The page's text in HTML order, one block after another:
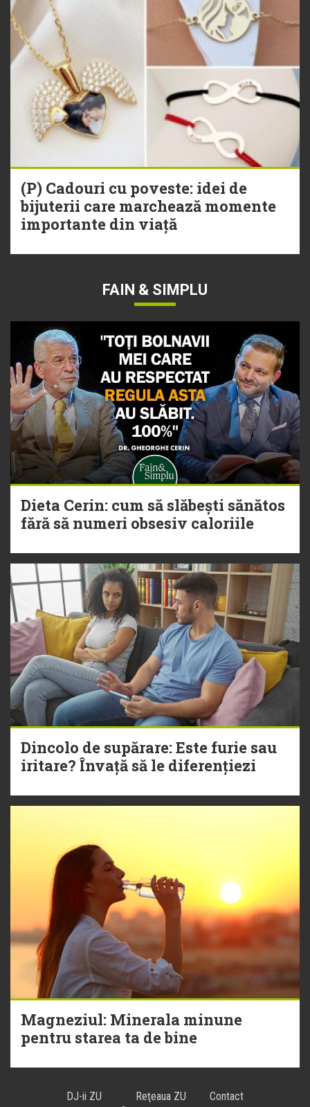
(P) Cadouri cu poveste: idei de
bijuterii care marchează momente
importante din viață
FAIN & SIMPLU
Dieta Cerin: cum să slăbești sănătos
fără să numeri obsesiv caloriile
Dincolo de supărare: Este furie sau
iritare? Învață să le diferențiezi
Magneziul: Minerala minune
pentru starea ta de bine
DJ-ii ZU Reţeaua ZU
Contact